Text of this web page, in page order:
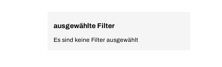
ausgewählte Filter
Es sind keine Filter ausgewählt